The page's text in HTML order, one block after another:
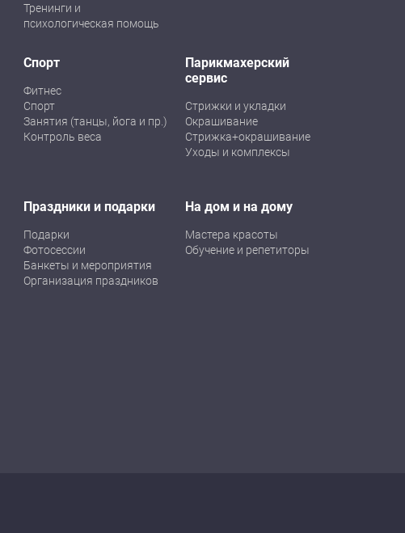
Тренинги и
психологическая помощь
Спорт
Фитнес
Спорт
Занятия (танцы, йога и пр.)
Контроль веса
Парикмахерский
сервис
Стрижки и укладки
Окрашивание
Стрижка+окрашивание
Уходы и комплексы
Праздники и подарки
Подарки
Фотосессии
Банкеты и мероприятия
Организация праздников
На дом и на дому
Мастера красоты
Обучение и репетиторы